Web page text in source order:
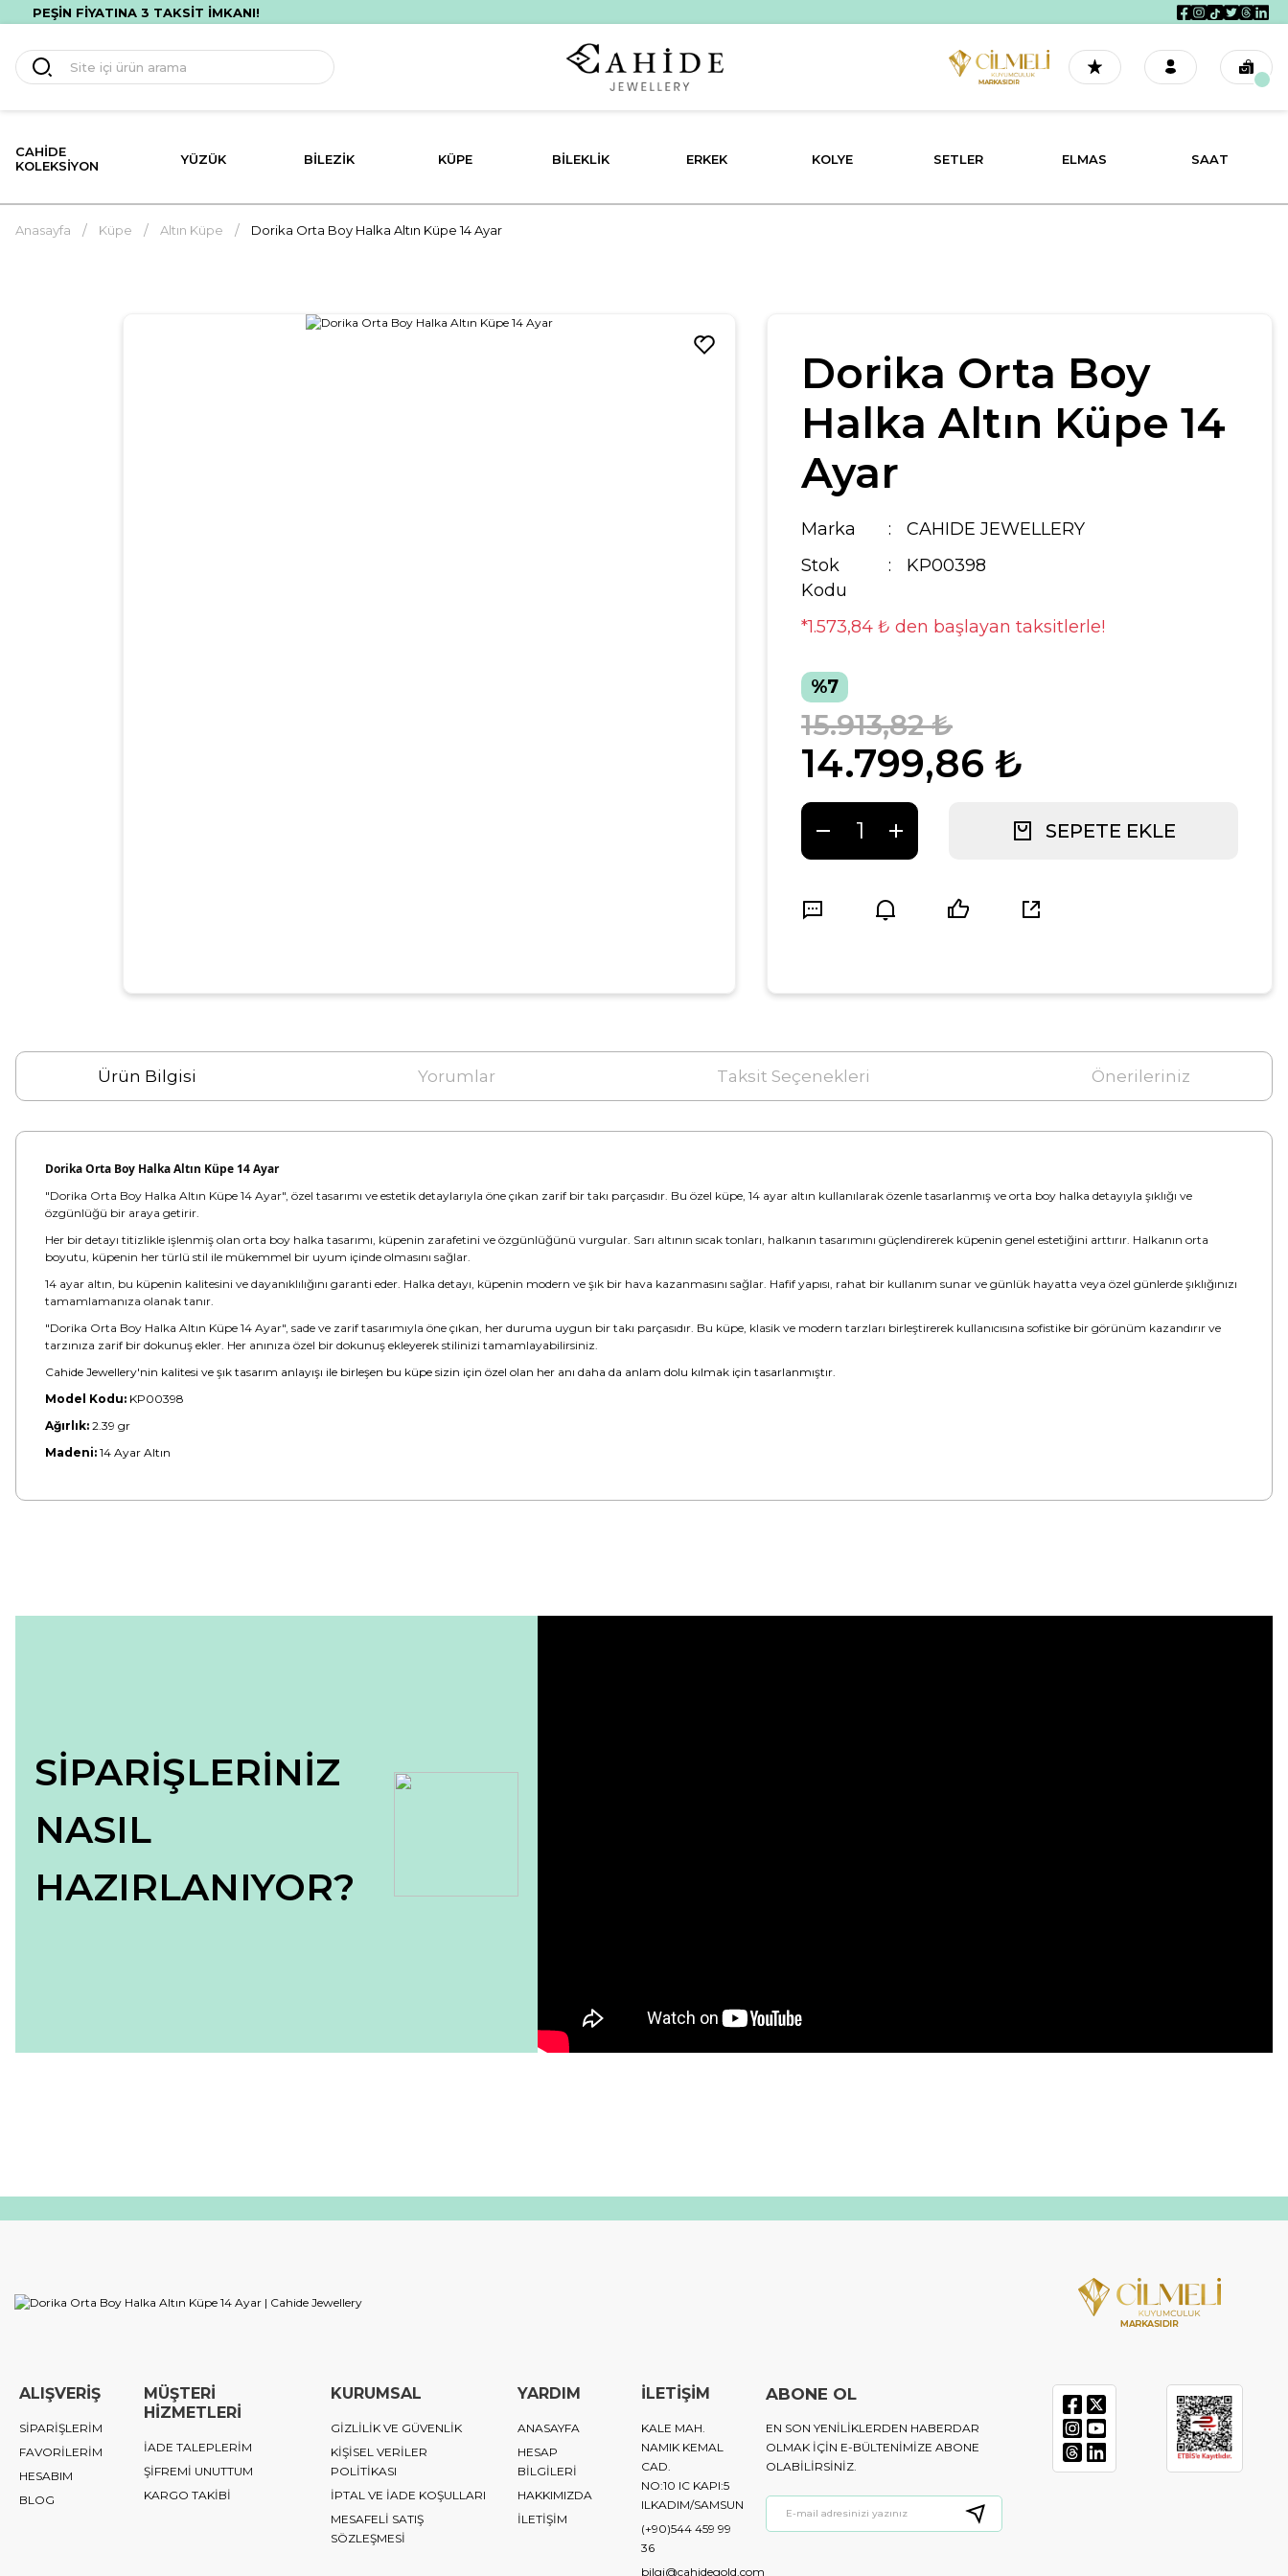
HIZLI TESLİMAT! İLK ALIŞVERİŞİNE ÖZEL %10 İNDİRİM!
CAHIDE
KOLEKSIYON
YÜZÜK BILEZIK KÜPE BILEKLIK ERKEK KOLYE SETLER ELMAS SAAT
Anasayfa Küpe Altın Küpe Dorika Orta Boy Halka Altın Küpe 14 Ayar
Dorika Orta Boy
Halka Altın Küpe 14
Ayar
Marka
CAHIDE JEWELLERY
Stok
Kodu
KP00398
*1.573,84 ₺ den başlayan taksitlerle!
%7
14.799,86 ₺
15.913,82 ₺
SEPETE EKLE
Ürün Bilgisi Yorumlar Taksit Seçenekleri Önerileriniz
Dorika Orta Boy Halka Altın Küpe 14 Ayar
"Dorika Orta Boy Halka Altın Küpe 14 Ayar", özel tasarımı ve estetik detaylarıyla öne çıkan zarif bir takı parçasıdır. Bu özel küpe, 14 ayar altın kullanılarak özenle tasarlanmış ve orta boy halka detayıyla şıklığı ve
özgünlüğü bir araya getirir.
Her bir detayı titizlikle işlenmiş olan orta boy halka tasarımı, küpenin zarafetini ve özgünlüğünü vurgular. Sarı altının sıcak tonları, halkanın tasarımını güçlendirerek küpenin genel estetiğini arttırır. Halkanın orta
boyutu, küpenin her türlü stil ile mükemmel bir uyum içinde olmasını sağlar.
14 ayar altın, bu küpenin kalitesini ve dayanıklılığını garanti eder. Halka detayı, küpenin modern ve şık bir hava kazanmasını sağlar. Hafif yapısı, rahat bir kullanım sunar ve günlük hayatta veya özel günlerde şıklığınızı
tamamlamanıza olanak tanır.
"Dorika Orta Boy Halka Altın Küpe 14 Ayar", sade ve zarif tasarımıyla öne çıkan, her duruma uygun bir takı parçasıdır. Bu küpe, klasik ve modern tarzları birleştirerek kullanıcısına sofistike bir görünüm kazandırır ve
tarzınıza zarif bir dokunuş ekler. Her anınıza özel bir dokunuş ekleyerek stilinizi tamamlayabilirsiniz.
Cahide Jewellery'nin kalitesi ve şık tasarım anlayışı ile birleşen bu küpe sizin için özel olan her anı daha da anlam dolu kılmak için tasarlanmıştır.
Model Kodu: KP00398
Ağırlık: 2.39 gr
Madeni: 14 Ayar Altın
SİPARİŞLERİNİZ
NASIL
HAZIRLANIYOR?
ALIŞVERİŞ
SİPARİŞLERİM
FAVORİLERİM
HESABIM
BLOG
MÜŞTERİ
HİZMETLERİ
İADE TALEPLERİM
ŞİFREMİ UNUTTUM
KARGO TAKİBİ
KURUMSAL
GİZLİLİK VE GÜVENLİK
KİŞİSEL VERİLER
POLİTİKASI
İPTAL VE İADE KOŞULLARI
MESAFELİ SATIŞ
SÖZLEŞMESİ
YARDIM
ANASAYFA
HESAP
BİLGİLERİ
HAKKIMIZDA
İLETİŞİM
İLETİŞİM
KALE MAH.
NAMIK KEMAL
CAD.
NO:10 IC KAPI:5
ILKADIM/SAMSUN
(+90)544 459 99
36
bilgi@cahidegold.com
ABONE OL
EN SON YENILIKLERDEN HABERDAR
OLMAK IÇIN E-BÜLTENIMIZE ABONE
OLABILIRSINIZ.